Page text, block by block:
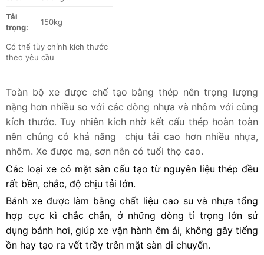
Tải
trọng:
150kg
Có thể tùy chỉnh kích thước
theo yêu cầu
Toàn bộ xe được chế tạo bằng thép nên trọng lượng
nặng hơn nhiều so với các dòng nhựa và nhôm với cùng
kích thước. Tuy nhiên kích nhờ kết cấu thép hoàn toàn
nên chúng có khả năng chịu tải cao hơn nhiều nhựa,
nhôm. Xe được mạ, sơn nên có tuổi thọ cao.
Các loại xe có mặt sàn cấu tạo từ nguyên liệu thép đều
rất bền, chắc, độ chịu tải lớn.
Bánh xe được làm bằng chất liệu cao su và nhựa tổng
hợp cực kì chắc chắn, ở những dòng tỉ trọng lớn sử
dụng bánh hơi, giúp xe vận hành êm ái, không gây tiếng
ồn hay tạo ra vết trầy trên mặt sàn di chuyển.